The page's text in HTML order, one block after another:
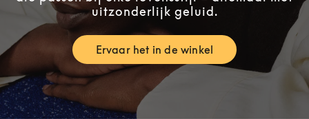
uitzonderlijk geluid.
Ervaar het in de winkel
Link Opens in New Tab